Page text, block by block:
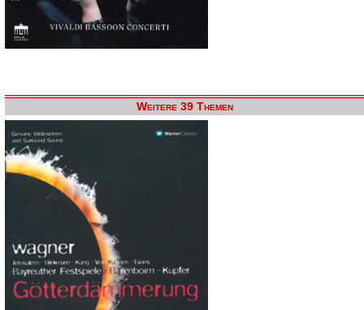
Weitere 39 Themen